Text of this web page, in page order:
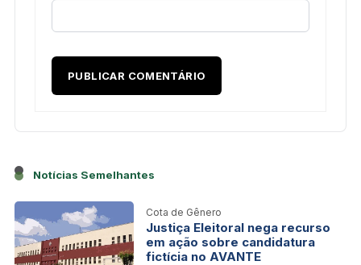
Notícias Semelhantes
Cota de Gênero
Justiça Eleitoral nega recurso
em ação sobre candidatura
fictícia no AVANTE